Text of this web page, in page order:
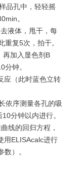
品孔中，轻轻摇
。
液体，甩干，每
复5次，拍干。
再加入显色剂B
钟。
应（此时蓝色立转
依序测量各孔的吸
分钟以内进行。
线的回归方程，
用ELISAcalc进行
）。